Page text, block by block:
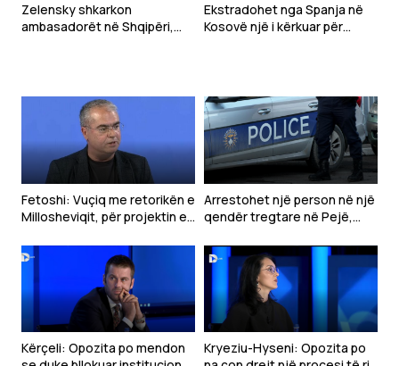
Zelensky shkarkon
ambasadorët në Shqipëri,
Ekstradohet nga Spanja në
Kosovë një i kërkuar për
Fetoshi: Vuçiq me retorikën e
Millosheviqit, për projektin e
Arrestohet një person në një
qendër tregtare në Pejë,
qytetarët
Kërçeli: Opozita po mendon
Kryeziu-Hyseni: Opozita po